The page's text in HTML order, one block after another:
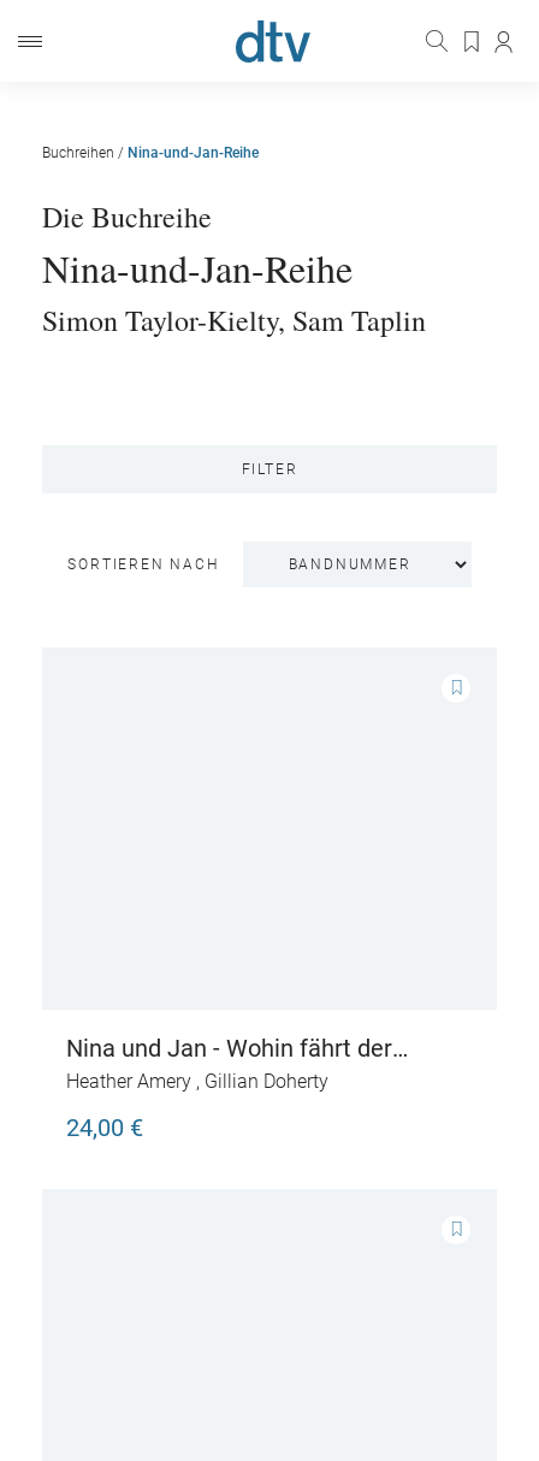
Buchreihen / Nina-und-Jan-Reihe
Die Buchreihe
Nina-und-Jan-Reihe
Simon Taylor-Kielty, Sam Taplin
FILTER
SORTIEREN NACH
Nina und Jan - Wohin fährt der
Traktor?
Heather Amery , Gillian Doherty
24,00 €